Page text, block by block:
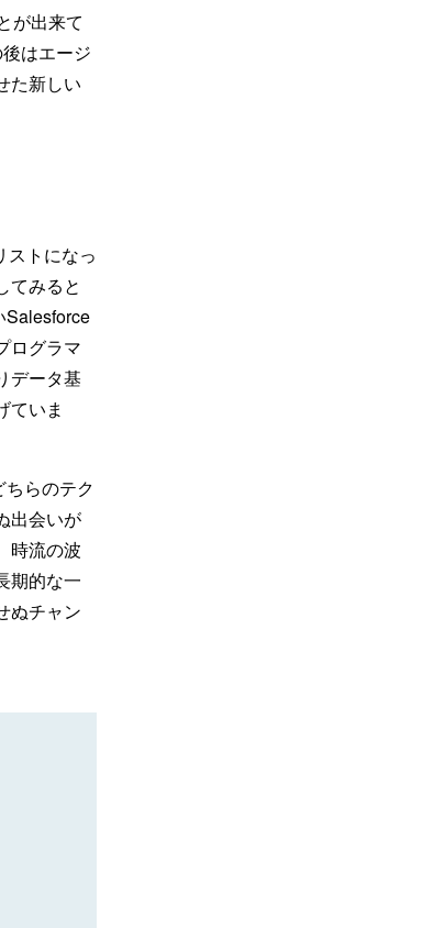
が出来て
はエージ
た新しい
ストになっ
てみると
Salesforce
ログラマ
データ基
ていま
らのテク
出会いが
時流の波
期的な一
ぬチャン